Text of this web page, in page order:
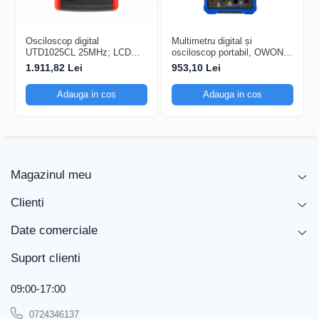
Rezoluție ecran 800 x 600 pixeli
Interfață și
Conectivitate
Tensiune alimentare
Tensiune maximă intrare
Dimensiuni și Design
Lungime
Osciloscop digital
UTD1025CL 25MHz; LCD
TFT 3,5"; Ch: 1; 250Msps;
12kpts compatibil cu
Decodificare serială
1.911,82 Lei
Adauga in cos
Multimetru digital și
osciloscop portabil, OWON,
HDS242, 200mV-1kV,
200mA-
953,10 Lei
Adauga in cos
Magazinul meu
Clienti
Date comerciale
Suport clienti
09:00-17:00
0724346137